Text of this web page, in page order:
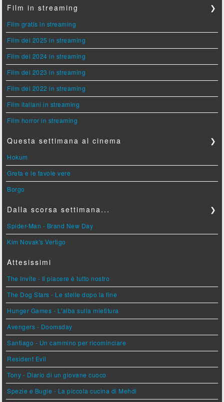
Film in streaming ❯
Film gratis in streaming
Film del 2025 in streaming
Film del 2024 in streaming
Film del 2023 in streaming
Film del 2022 in streaming
Film italiani in streaming
Film horror in streaming
Questa settimana al cinema ❯
Hokum
Greta e le favole vere
Borgo
Dalla scorsa settimana... ❯
Spider-Man - Brand New Day
Kim Novak's Vertigo
Attesissimi
The Invite - Il piacere è tutto nostro
The Dog Stars - Le stelle dopo la fine
Hunger Games - L'alba sulla mietitura
Avengers - Doomsday
Santiago - Un cammino per ricominciare
Resident Evil
Tony - Diario di un giovane cuoco
Spezie e Bugie - La piccola cucina di Mehdi